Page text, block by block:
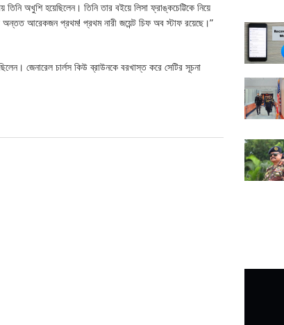
অখুশি হয়েছিলেন। তিনি তার বইয়ে লিসা ফ্রাঙ্কচেট্টিকে নিয়ে
অন্তত আরেকজন প্রথম! প্রথম নারী জয়েন্ট চিফ অব স্টাফ রয়েছে।”
জেনারেল চার্লস কিউ ব্রাউনকে বরখাস্ত করে সেটির সূচনা